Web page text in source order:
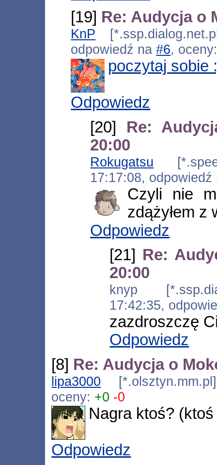
[19] Re: Audycja o
KnP
odpowiedź na#6,
poczytaj sobie
Odpowiedz
[20] Re:
20:00
Rokugatsu
17:17:08,
Czyli nie
zdążyłem z
Odpowiedz
[21] Re:
20:00
knyp
17:42:35,
zazdroszczę
Odpowiedz
[8] Re: Audycja o
lipa3000
oceny: +0 -0
Nagra ktoś?
Odpowiedz